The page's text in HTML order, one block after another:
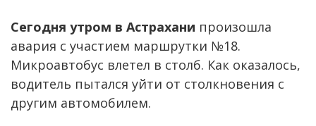
Сегодня утром в Астрахани произошла
авария с участием маршрутки №18.
Микроавтобус влетел в столб. Как оказалось,
водитель пытался уйти от столкновения с
другим автомобилем.